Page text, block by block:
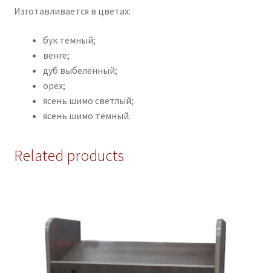
Изготавливается в цветах:
бук темный;
венге;
дуб выбеленный;
орех;
ясень шимо светлый;
ясень шимо темный.
Related products